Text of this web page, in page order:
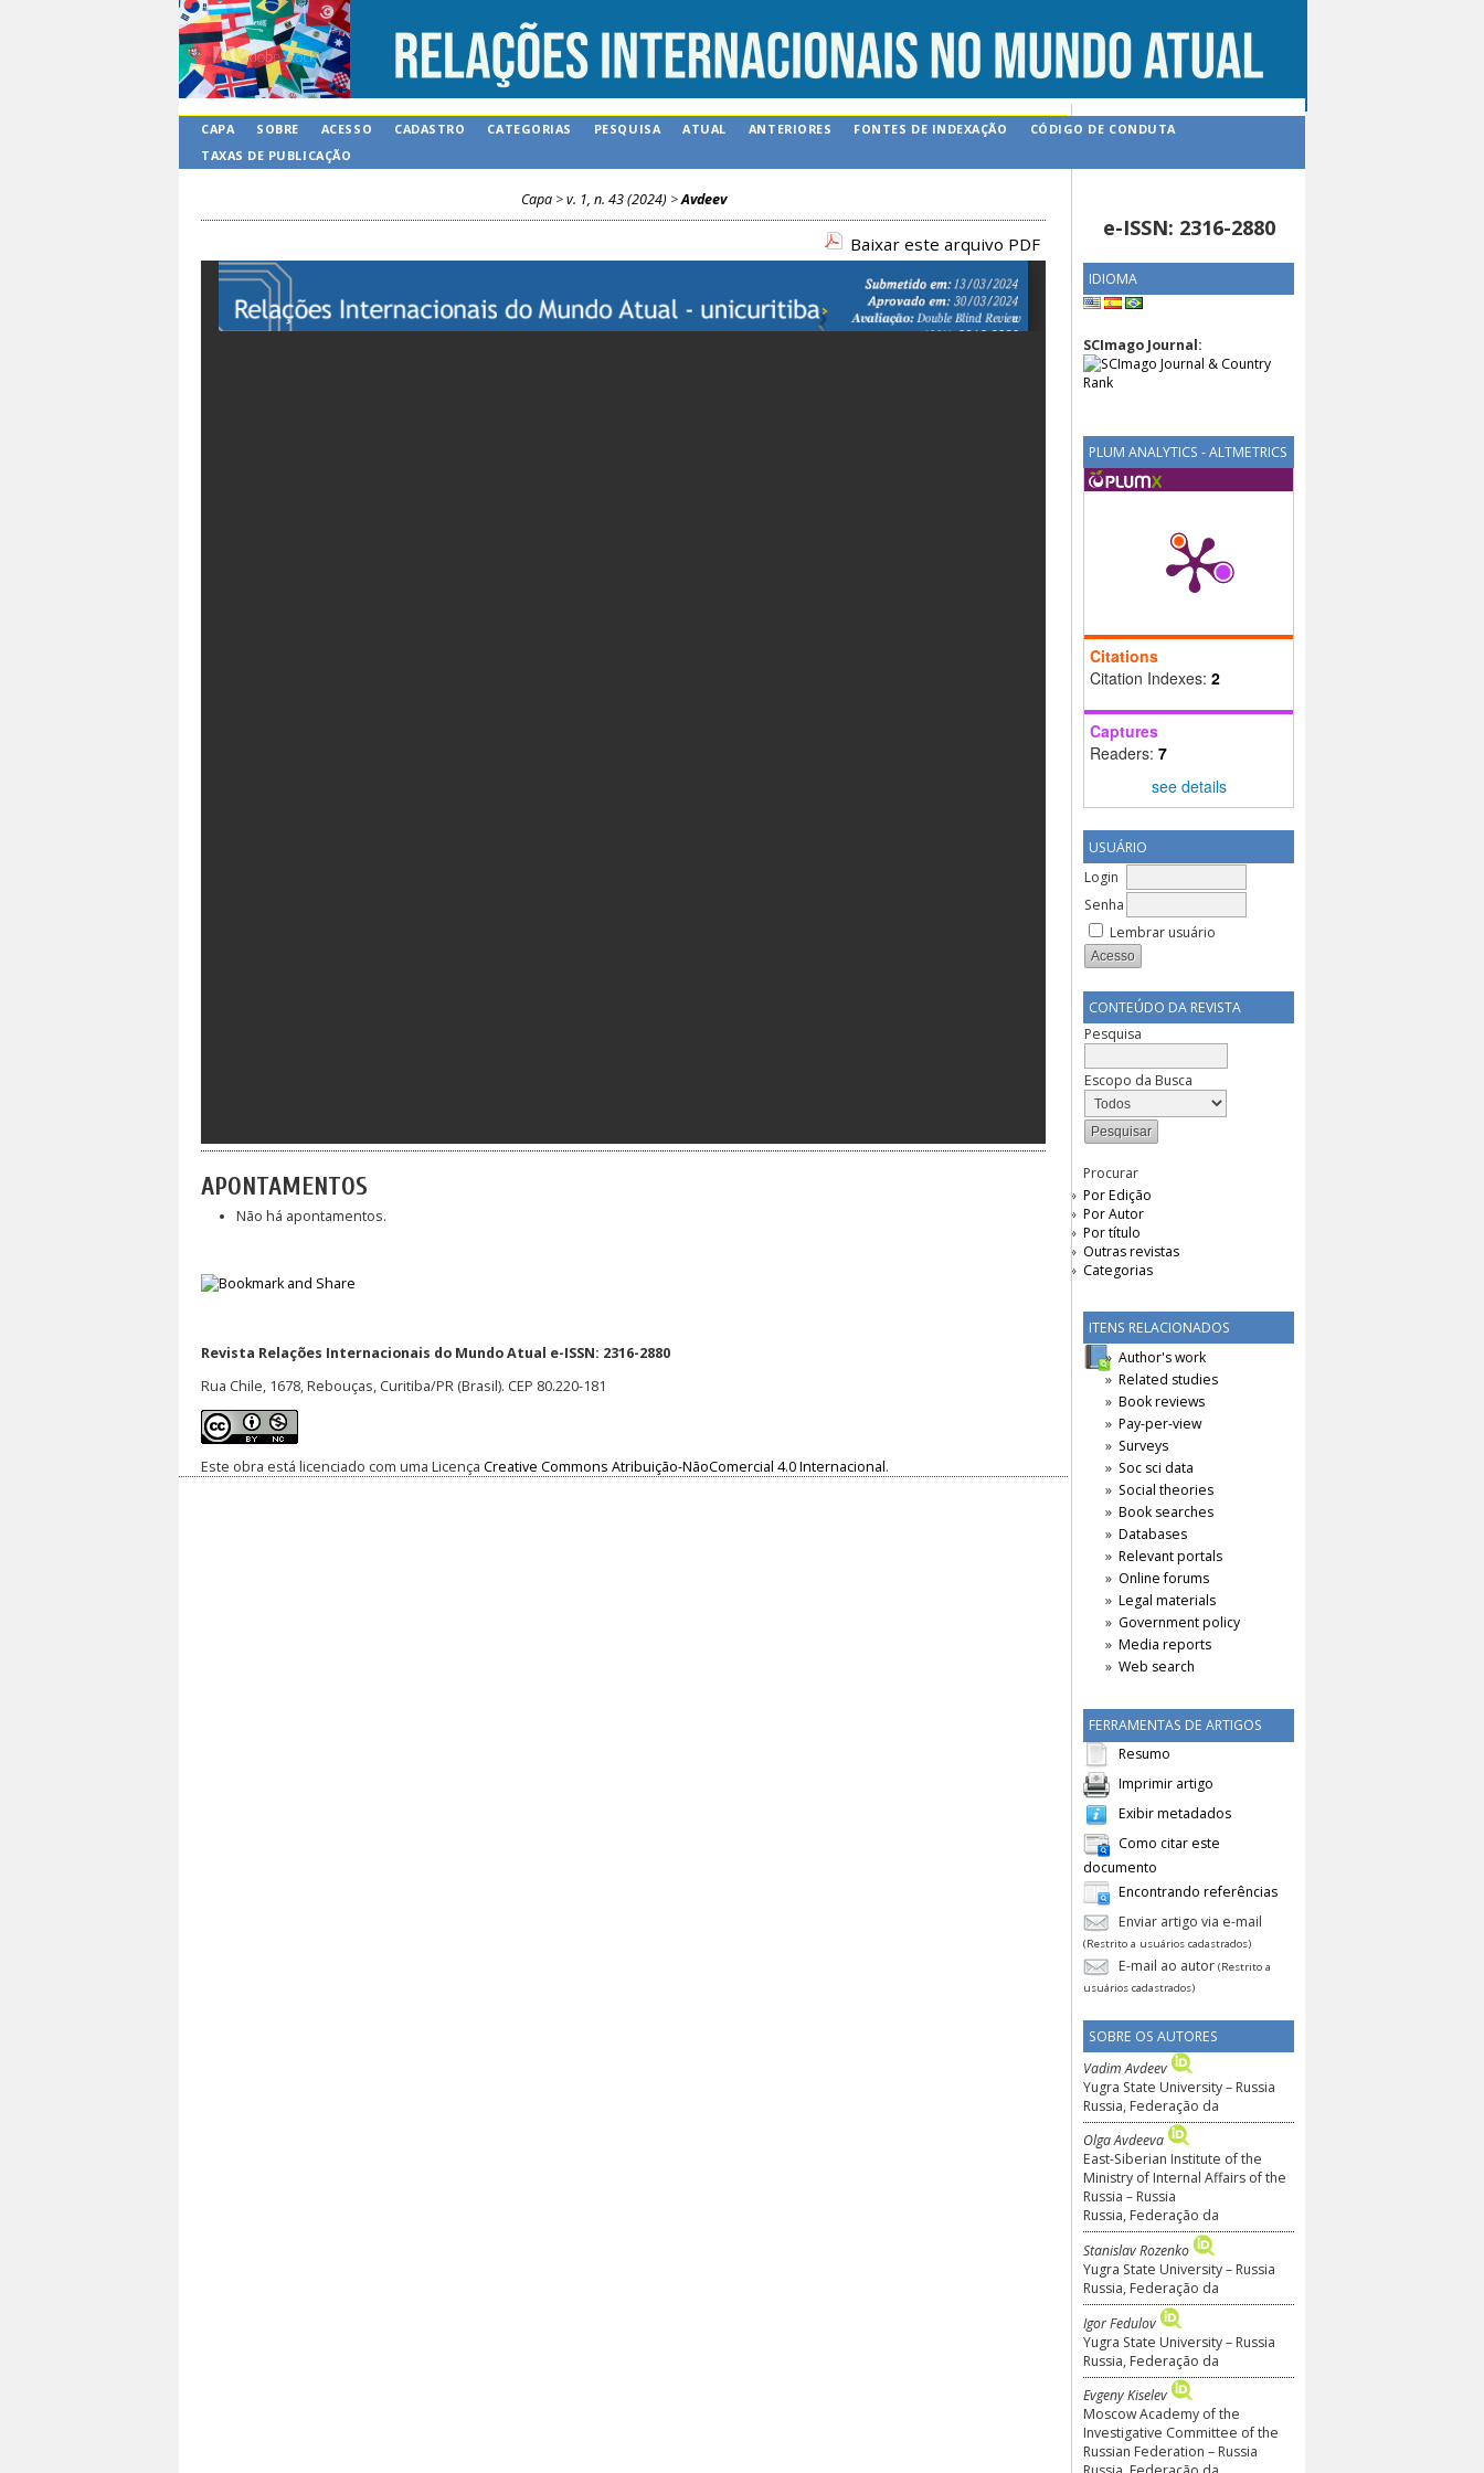
e-ISSN: 2316-2880
IDIOMA
SCImago Journal:
PLUM ANALYTICS - ALTMETRICS
Citation Indexes:2
Readers:7
USUÁRIO
Login
Senha
Lembrar usuário
CONTEÚDO DA REVISTA
Pesquisa
Escopo da Busca
Procurar
Por Edição
Por Autor
Por título
Categorias
ITENS RELACIONADOS
Author's work
Related studies
Book reviews
Pay-per-view
Surveys
Soc sci data
Social theories
Book searches
Databases
Relevant portals
Online forums
Legal materials
Government policy
FERRAMENTAS DE ARTIGOS
Resumo
Imprimir artigo
Exibir metadados
documento
Encontrando referências
Enviar artigo via e-mail
usuários cadastrados)
SOBRE OS AUTORES
Vadim Avdeev
Yugra State University – Russia
Russia, Federação da
Olga Avdeeva
East-Siberian Institute of the
Ministry of Internal Affairs of the
Russia – Russia
Russia, Federação da
Stanislav Rozenko
Yugra State University – Russia
Russia, Federação da
Igor Fedulov
Yugra State University – Russia
Russia, Federação da
Evgeny Kiselev
Moscow Academy of the
CAPA SOBRE ACESSO CADASTRO CATEGORIAS PESQUISA ATUAL ANTERIORES FONTES DE INDEXAÇÃO
CÓDIGO DE CONDUTA
TAXAS DE PUBLICAÇÃO
Capa>v. 1, n. 43 (2024) >Avdeev
Baixar este arquivo PDF
APONTAMENTOS
Não há apontamentos.
Revista Relações Internacionais do Mundo Atual e-ISSN: 2316-2880
Rua Chile, 1678, Rebouças, Curitiba/PR (Brasil). CEP 80.220-181
Este obra está licenciado com uma Licença Creative Commons Atribuição-NãoComercial 4.0 Internacional.